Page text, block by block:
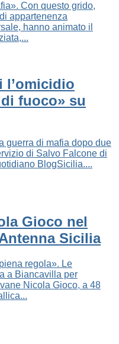
Con questo grido,
appartenenza
hanno animato il
l’omicidio
fuoco» su
guerra di mafia dopo due
di Salvo Falcone di
BlogSicilia....
Gioco nel
Sicilia
regola». Le
a Biancavilla per
Nicola Gioco, a 48